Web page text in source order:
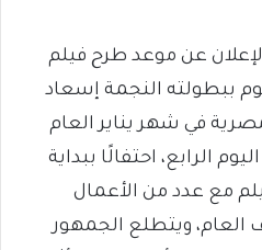
عن موعد طرح فيلم
ببطولته النجمة إسعاد
في شهر يناير العام
في اليوم الرابع، احتفالًا ببداية
مع عدد من الأعمال
ويتطلع الجمهور